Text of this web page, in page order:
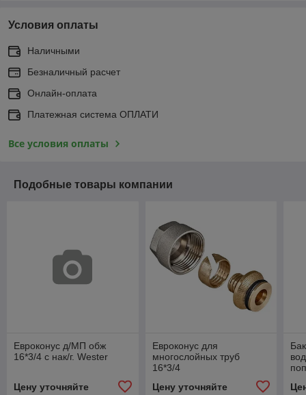
Условия оплаты
Наличными
Безналичный расчет
Онлайн-оплата
Платежная система ОПЛАТИ
Все условия оплаты
Подобные товары компании
Евроконус д/МП обж
16*3/4 с нак/г. Wester
Цену уточняйте
Евроконус для
многослойных труб
16*3/4
Цену уточняйте